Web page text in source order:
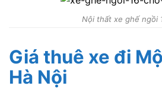
Nội thất xe ghế ngồi
Giá thuê xe đi
Hà Nội